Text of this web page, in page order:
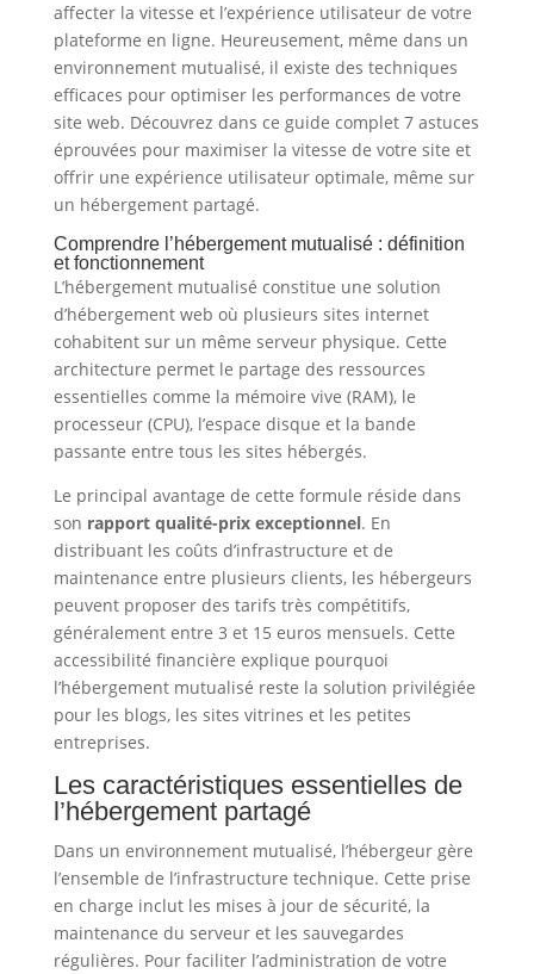
affecter la vitesse et l’expérience utilisateur de votre
plateforme en ligne. Heureusement, même dans un
environnement mutualisé, il existe des techniques
efficaces pour optimiser les performances de votre
site web. Découvrez dans ce guide complet 7 astuces
éprouvées pour maximiser la vitesse de votre site et
offrir une expérience utilisateur optimale, même sur
un hébergement partagé.
Comprendre l’hébergement mutualisé : définition
et fonctionnement
L’hébergement mutualisé constitue une solution
d’hébergement web où plusieurs sites internet
cohabitent sur un même serveur physique. Cette
architecture permet le partage des ressources
essentielles comme la mémoire vive (RAM), le
processeur (CPU), l’espace disque et la bande
passante entre tous les sites hébergés.
Le principal avantage de cette formule réside dans
son rapport qualité-prix exceptionnel. En
distribuant les coûts d’infrastructure et de
maintenance entre plusieurs clients, les hébergeurs
peuvent proposer des tarifs très compétitifs,
généralement entre 3 et 15 euros mensuels. Cette
accessibilité financière explique pourquoi
l’hébergement mutualisé reste la solution privilégiée
pour les blogs, les sites vitrines et les petites
entreprises.
Les caractéristiques essentielles de
l’hébergement partagé
Dans un environnement mutualisé, l’hébergeur gère
l’ensemble de l’infrastructure technique. Cette prise
en charge inclut les mises à jour de sécurité, la
maintenance du serveur et les sauvegardes
régulières. Pour faciliter l’administration de votre